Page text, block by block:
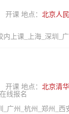
开课 地点： 北京人
上课_上海_深圳_
开课 地点： 北京清
在线报名
广州_杭州_郑州_西